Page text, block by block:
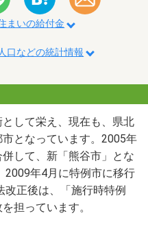
まいの給付金
口などの統計情報
して栄え、現在も、県北
となっています。2005年
して、新「熊谷市」とな
2009年4月に特例市に移行
改正後は、「施行時特例
担っています。